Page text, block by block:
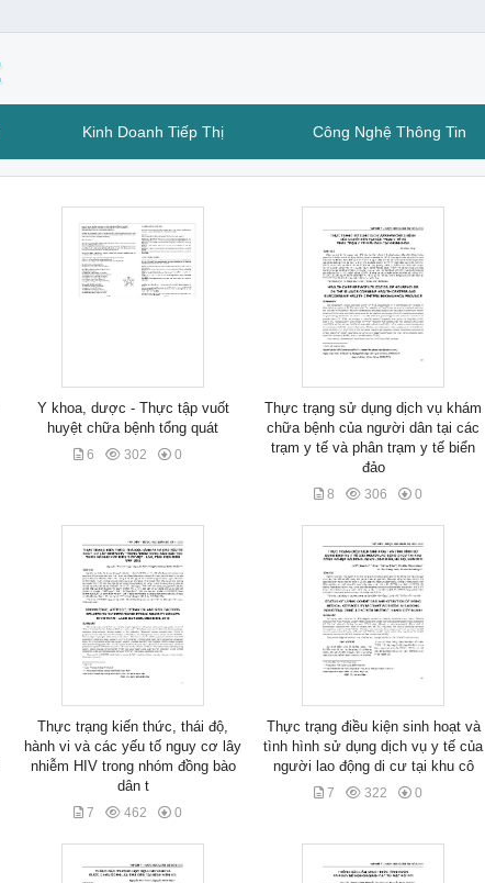
Kinh Doanh Tiếp Thị Công Nghệ Thông Tin
Y khoa, dược - Thực tập vuốt
huyệt chữa bệnh tổng quát
6 302 0
Thực trạng sử dụng dịch vụ khám
chữa bệnh của người dân tại các
trạm y tế và phân trạm y tế biển
đảo
8 306 0
Thực trạng kiến thức, thái độ,
hành vi và các yếu tố nguy cơ lây
nhiễm HIV trong nhóm đồng bào
dân t
7 462 0
Thực trạng điều kiện sinh hoạt và
tình hình sử dụng dịch vụ y tế của
người lao động di cư tại khu cô
7 322 0